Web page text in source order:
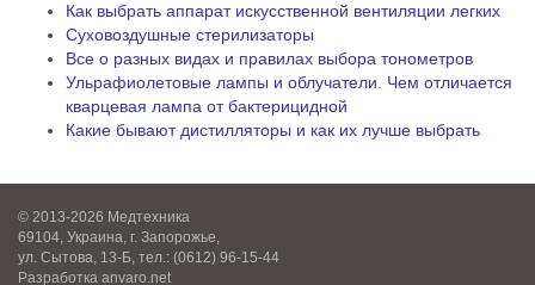
Как выбрать аппарат искусственной вентиляции легких
Суховоздушные стерилизаторы
Все о разных видах и правилах выбора тонометров
Ульрафиолетовые лампы и облучатели. Чем отличается
кварцевая лампа от бактерицидной
Какие бывают дистилляторы и как их лучше выбрать
© 2013-2026 Медтехника
69104, Украина, г. Запорожье,
ул. Сытова, 13-Б, тел.: (0612) 96-15-44
Разработка anvaro.net